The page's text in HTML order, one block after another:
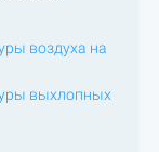
воздуха на
выхлопных